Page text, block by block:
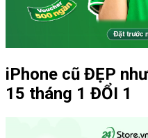
iPhone cũ ĐẸP
15 tháng 1 ĐỔI 1